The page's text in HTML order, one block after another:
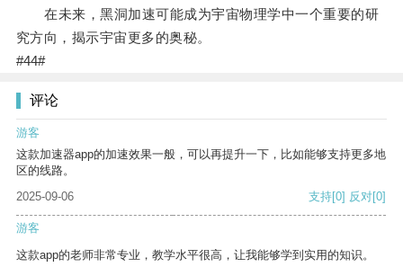
在未来，黑洞加速可能成为宇宙物理学中一个重要的研
究方向，揭示宇宙更多的奥秘。
#44#
评论
游客
这款加速器app的加速效果一般，可以再提升一下，比如能够支持更多地
区的线路。
2025-09-06
支持[0] 反对[0]
游客
这款app的老师非常专业，教学水平很高，让我能够学到实用的知识。